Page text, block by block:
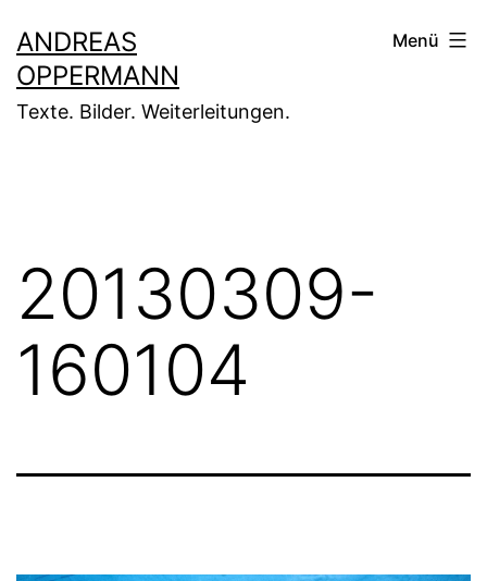
Inhalt
springen
ANDREAS
OPPERMANN
Texte. Bilder. Weiterleitungen.
Menü
20130309-
160104